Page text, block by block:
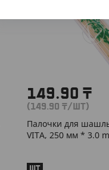
149.90 ₸
(149.90 ₸/ШТ)
Палочки для
VITA, 250 мм * 3.0